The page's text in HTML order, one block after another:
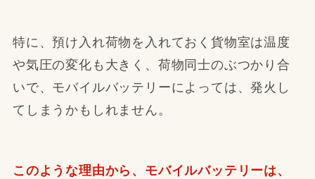
特に、預け入れ荷物を入れておく貨物室は温度
や気圧の変化も大きく、荷物同士のぶつかり合
いで、モバイルバッテリーによっては、発火し
てしまうかもしれません。
このような理由から、モバイルバッテリーは、